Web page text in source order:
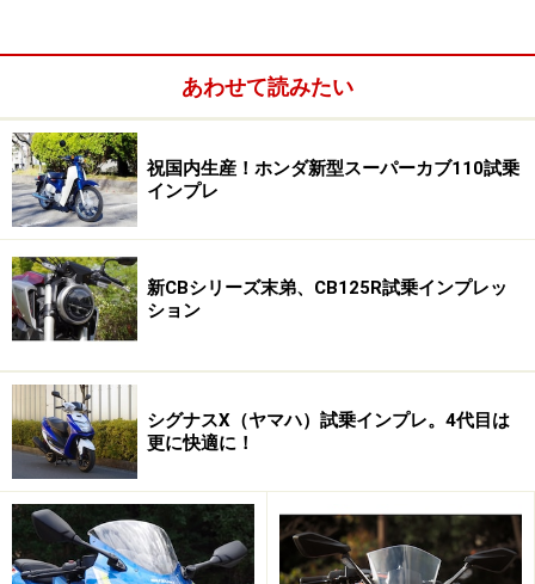
魅力的な車両が多数！ 用途別に選択しよう
理由その１：ファミリー特約が組める
事故などがあった時に、自賠責保険だけではまかなえな
あわせて読みたい
祝国内生産！ホンダ新型スーパーカブ110試乗
インプレ
新CBシリーズ末弟、CB125R試乗インプレッ
ション
シグナスX（ヤマハ）試乗インプレ。4代目は
更に快適に！